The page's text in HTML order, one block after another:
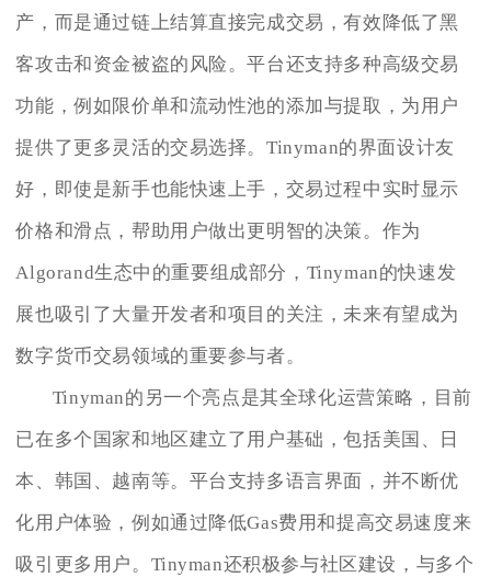
产，而是通过链上结算直接完成交易，有效降低了黑
客攻击和资金被盗的风险。平台还支持多种高级交易
功能，例如限价单和流动性池的添加与提取，为用户
提供了更多灵活的交易选择。Tinyman的界面设计友
好，即使是新手也能快速上手，交易过程中实时显示
价格和滑点，帮助用户做出更明智的决策。作为
Algorand生态中的重要组成部分，Tinyman的快速发
展也吸引了大量开发者和项目的关注，未来有望成为
数字货币交易领域的重要参与者。
Tinyman的另一个亮点是其全球化运营策略，目前
已在多个国家和地区建立了用户基础，包括美国、日
本、韩国、越南等。平台支持多语言界面，并不断优
化用户体验，例如通过降低Gas费用和提高交易速度来
吸引更多用户。Tinyman还积极参与社区建设，与多个